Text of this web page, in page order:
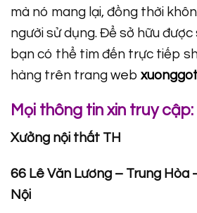
mà nó mang lại, đồng thời
người sử dụng. Để sở hữu
bạn có thể tìm đến trực tiếp
hàng trên trang web
Mọi thông tin xin truy cập:
Xưởng nội thất TH
66 Lê Văn Lương – Trung Hòa
Nội